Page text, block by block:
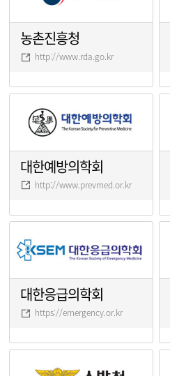
농촌진흥청
http://www.rda.go.kr
대한예방의학회
http://www.prevmed.or.kr
대한응급의학회
https://emergency.or.kr